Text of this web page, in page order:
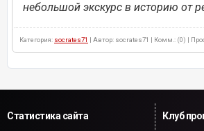
небольшой экскурс в историю от
Категория: socrates71 | Автор: socrates71 | Комм.: (0) |
Статистика сайта
Клуб